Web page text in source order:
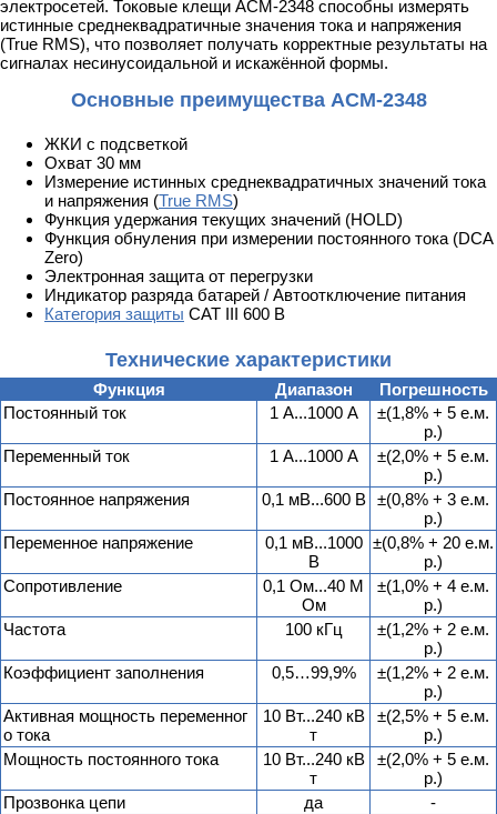
электросетей. Токовые клещи АСМ-2348 способны измерять
истинные среднеквадратичные значения тока и напряжения
(True RMS), что позволяет получать корректные результаты на
сигналах несинусоидальной и искажённой формы.
Основные преимущества АСМ-2348
ЖКИ с подсветкой
Охват 30 мм
Измерение истинных среднеквадратичных значений тока
и напряжения (True RMS)
Функция удержания текущих значений (HOLD)
Функция обнуления при измерении постоянного тока (DCA
Zero)
Электронная защита от перегрузки
Индикатор разряда батарей / Автоотключение питания
Категория защиты CAT III 600 В
Технические характеристики
Функция Диапазон
Погрешность
Постоянный ток
1 А...1000 А
±(1,8% + 5 е.м.
р.)
Переменный ток
1 А...1000 А
±(2,0% + 5 е.м.
р.)
Постоянное напряжения
0,1 мВ...600 В
±(0,8% + 3 е.м.
р.)
Переменное напряжение
0,1 мВ...1000
В
±(0,8% + 20 е.м.
р.)
Сопротивление
0,1 Ом...40 М
Ом
±(1,0% + 4 е.м.
р.)
Частота
100 кГц
±(1,2% + 2 е.м.
р.)
Коэффициент заполнения
0,5…99,9%
±(1,2% + 2 е.м.
р.)
Активная мощность переменног
о тока
10 Вт...240 кВ
т
±(2,5% + 5 е.м.
р.)
Мощность постоянного тока
10 Вт...240 кВ
т
±(2,0% + 5 е.м.
р.)
Прозвонка цепи
да
-